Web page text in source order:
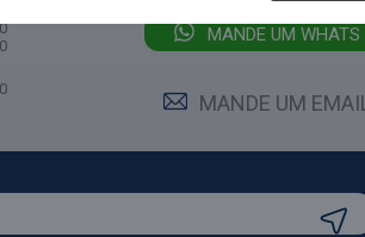
MANDE UM WHATS
MANDE UM EMAIL